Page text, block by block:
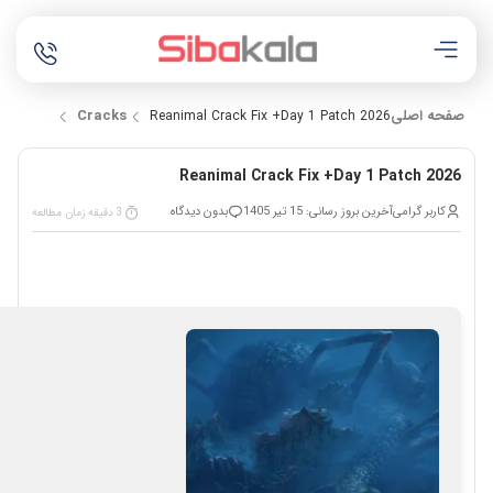
صفحه اصلی Cracks Reanimal Crack Fix +Day 1 Patch 2026
Reanimal Crack Fix +Day 1 Patch 2026
کاربر گرامیآخرین بروز رسانی: 15 تیر 1405 بدون دیدگاه 3 دقیقه زمان مطالعه